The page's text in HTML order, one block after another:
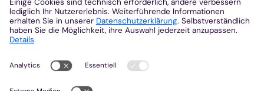
Nachrichten
Veranstaltungen
Gottesdienste
Stellenangebote
Kirchenzeitung